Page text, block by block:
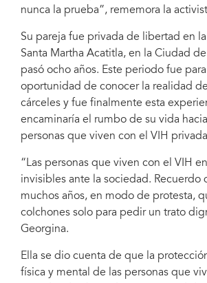
nunca la prueba”, rememora la
Su pareja fue privada de libertad en
Santa Martha Acatitla, en la Ciudad
pasó ocho años. Este periodo fue
oportunidad de conocer la realidad
cárceles y fue finalmente esta
encaminaría el rumbo de su vida
personas que viven con el VIH
“Las personas que viven con el VIH
invisibles ante la sociedad. Recuerdo
muchos años, en modo de protesta,
colchones solo para pedir un trato
Georgina.
Ella se dio cuenta de que la
física y mental de las personas que